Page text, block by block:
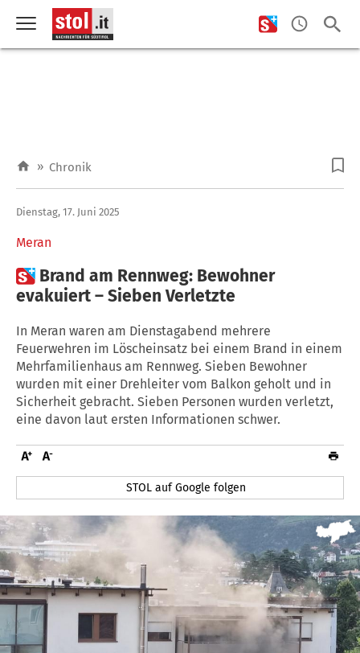
» Chronik
Meran
Dienstag, 17. Juni 2025
 Brand am Rennweg: Bewohner
evakuiert – Sieben Verletzte
In Meran waren am Dienstagabend mehrere
Feuerwehren im Löscheinsatz bei einem Brand in einem
Mehrfamilienhaus am Rennweg. Sieben Bewohner
wurden mit einer Drehleiter vom Balkon geholt und in
Sicherheit gebracht. Sieben Personen wurden verletzt,
eine davon laut ersten Informationen schwer.
STOL auf Google folgen